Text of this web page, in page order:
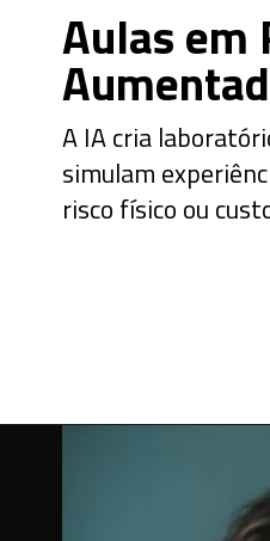
A IA cria
simulam
risco físico ou
Aulas em